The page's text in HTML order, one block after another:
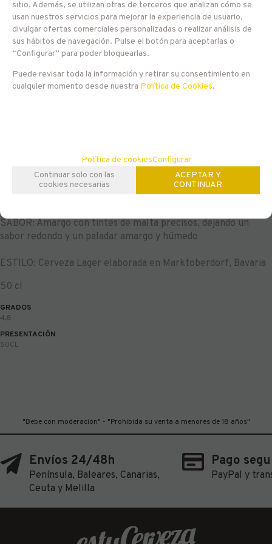
3,50
21.00%
unidades
+
AÑADIR A CESTA
Alemania Lager Hell
SABOR: Amargo con tintes de malta precisos, dejando un
sabor redondo y un paladar amargo y húmedo
ESTILO: Cerveza Lager elaborada en Marktoberdorf, Bavaria
50 cl
GRADOS
4,8
PRESENTACIÓN
50CL
"Bebe con moderación" - "Prohibida su venta a menores de 18 años"
Envíos 24/48h
Península, Baleares, Canarias,
Ceuta y Melilla
Pago
PayPal y
sitio. Además, se utilizan otras de terceros que analizan cómo se
usan nuestros servicios para mejorar la experiencia de usuario,
divulgar ofertas comerciales personalizadas o realizar análisis de
sus hábitos de navegación. Pulse el botón para aceptarlas o
“Configurar” para poder bloquearlas.
Puede revisar toda la información y retirar su consentimiento en
cualquier momento desde nuestra Política de Cookies.
Política de cookiesConfigurar
Continuar solo con las
cookies necesarias
ACEPTAR Y
CONTINUAR